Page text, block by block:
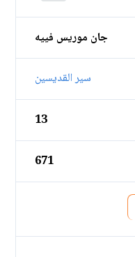
جان موريس فييه
سير القديسين
13
671